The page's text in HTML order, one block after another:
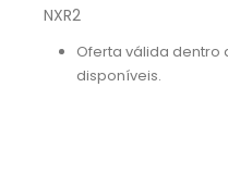
NXR2
Oferta válida dentro
disponíveis.